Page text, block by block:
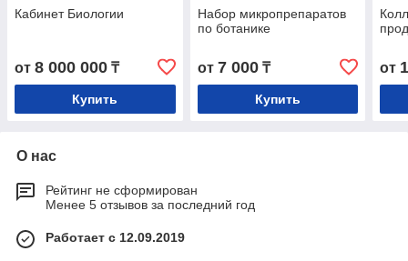
Кабинет Биологии
от 8 000 000 ₸
Купить
Набор микропрепаратов
по ботанике
от 7 000₸
Купить
от
О нас
Рейтинг не сформирован
Менее 5 отзывов за последний год
Работает с 12.09.2019